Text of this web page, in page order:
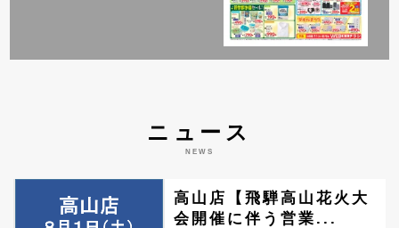
ニュース
NEWS
高山店【飛騨高山花火大
会開催に伴う営業...